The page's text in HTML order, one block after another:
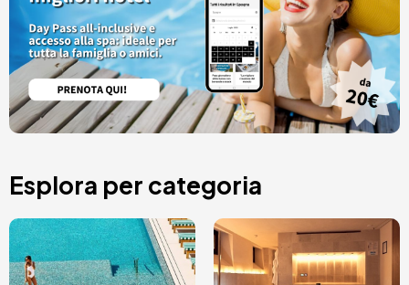
Esplora per categoria